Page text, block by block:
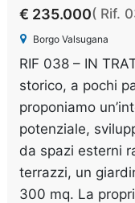
€ 235.000( Rif.
Borgo Valsugana
RIF 038 – IN
storico, a pochi
proponiamo
potenziale,
da spazi esterni
terrazzi, un
300 mq. La